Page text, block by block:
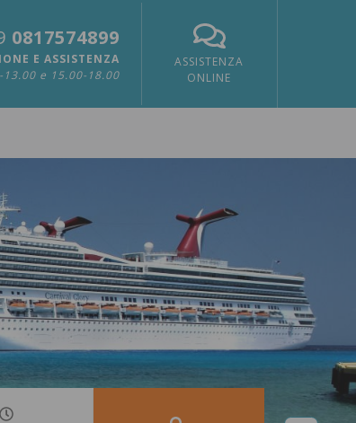
0817574899
E ASSISTENZA
13.00 e 15.00-18.00
ASSISTENZA
ONLINE